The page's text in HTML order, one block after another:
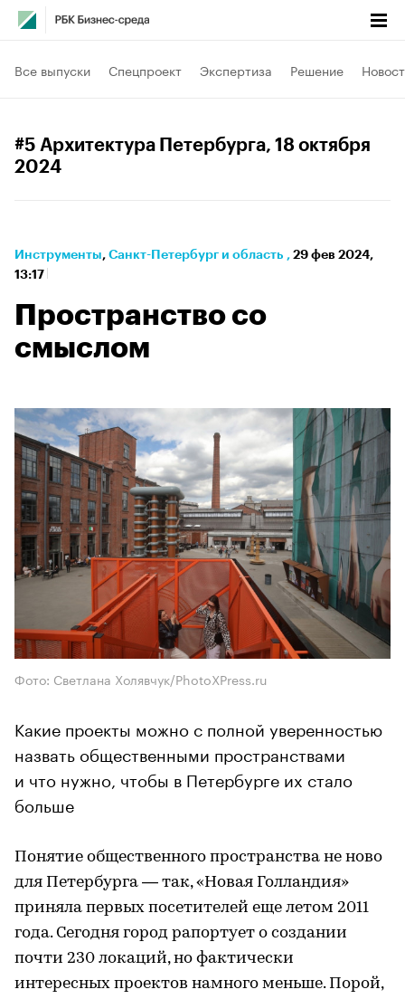
Все выпуски Спецпроект Экспертиза Решение
#5 Архитектура Петербурга, 18 октября
2024
Инструменты⁠, Санкт-Петербург и область , 29 фев 2024,
13:17
Пространство со
смыслом
Фото: Светлана Холявчук/PhotoXPress.ru
Какие проекты можно с полной уверенностью
назвать общественными пространствами
и что нужно, чтобы в Петербурге их стало
больше
Понятие общественного пространства не ново
для Петербурга — так, «Новая Голландия»
приняла первых посетителей еще летом 2011
года. Сегодня город рапортует о создании
почти 230 локаций, но фактически
интересных проектов намного меньше. Порой,